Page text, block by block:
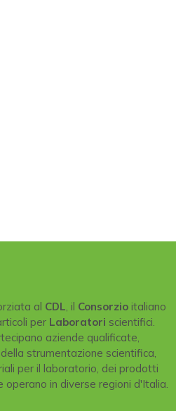
al CDL , il Consorzioitaliano
per Laboratori scientifici.
aziende qualificate,
strumentazione scientifica,
per il laboratorio, dei prodotti
operano in diverse regioni d'Italia.